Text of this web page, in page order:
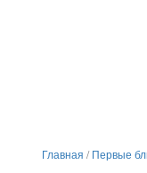
Главная /Первые